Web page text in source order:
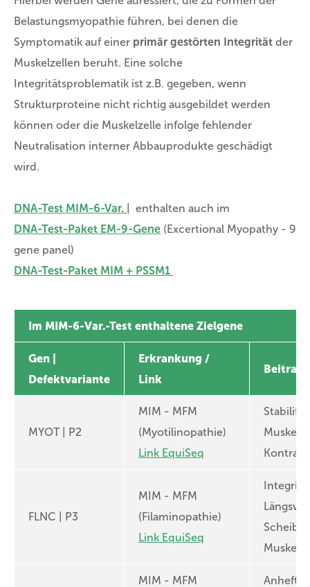
Belastungsmyopathie führen, bei denen die
Symptomatik auf einer primär gestörten Integrität der
Muskelzellen beruht. Eine solche
Integritätsproblematik ist z.B. gegeben, wenn
Strukturproteine nicht richtig ausgebildet werden
können oder die Muskelzelle infolge fehlender
Neutralisation interner Abbauprodukte geschädigt
wird.
DNA-Test MIM-6-Var.
| enthalten auch im
DNA-Test-Paket EM-9-Gene (Excertional Myopathy - 9
gene panel)
DNA-Test-Paket MIM + PSSM1
Im MIM-6-Var.-Test enthaltene Zielgene
Gen |
Defektvariante
Erkrankung /
Link
Beitrag
MYOT | P2
MIM - MFM
(Myotilinopathie)
Link EquiSeq
FLNC | P3
MIM - MFM
(Filaminopathie)
Link EquiSeq
MIM - MFM